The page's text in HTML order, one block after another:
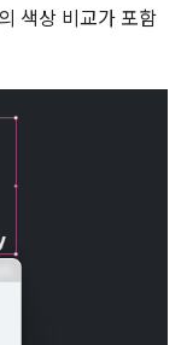
색상 비교가 포함